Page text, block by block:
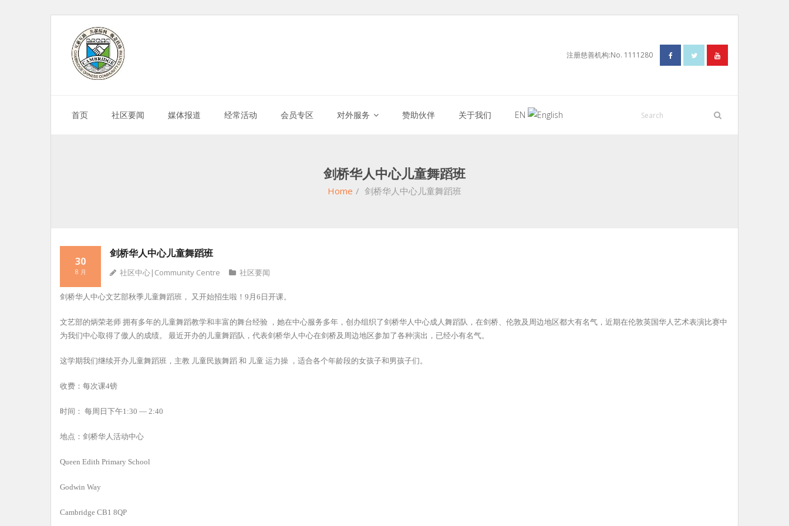
content
注册慈善机构:No. 1111280
首页 社区要闻 媒体报道 经常活动 会员专区 对外服务 赞助伙伴 关于我们 EN
剑桥华人中心儿童舞蹈班
Home / 剑桥华人中心儿童舞蹈班
剑桥华人中心儿童舞蹈班
30
8 月 社区中心|Community Centre 社区要闻
剑桥华人中心文艺部秋季儿童舞蹈班， 又开始招生啦！9月6日开课。
文艺部的炳荣老师 拥有多年的儿童舞蹈教学和丰富的舞台经验 ，她在中心服务多年，创办组织了剑桥华人中心成人舞蹈队，在剑桥、伦敦及周边地区都大有名气，近期在伦敦英国华人艺术表演比赛中
为我们中心取得了傲人的成绩。 最近开办的儿童舞蹈队，代表剑桥华人中心在剑桥及周边地区参加了各种演出，已经小有名气。
这学期我们继续开办儿童舞蹈班，主教 儿童民族舞蹈 和 儿童 运力操 ，适合各个年龄段的女孩子和男孩子们。
收费：每次课4镑
时间： 每周日下午1:30 — 2:40
地点：剑桥华人活动中心
Queen Edith Primary School
Godwin Way
Cambridge CB1 8QP